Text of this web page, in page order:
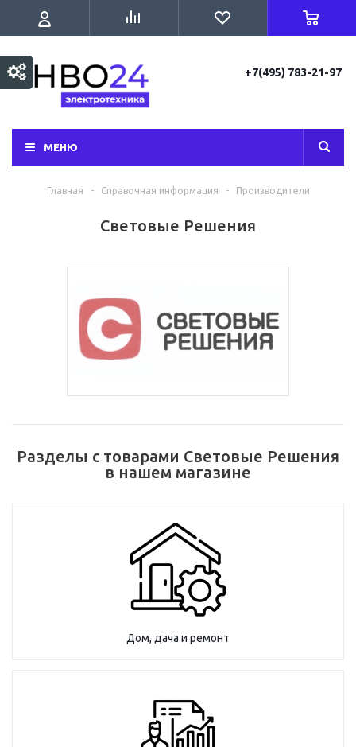
+7(495) 783-21-97
МЕНЮ
Главная - Справочная информация - Производители
Световые Решения
Разделы с товарами Световые Решения
в нашем магазине
Дом, дача и ремонт